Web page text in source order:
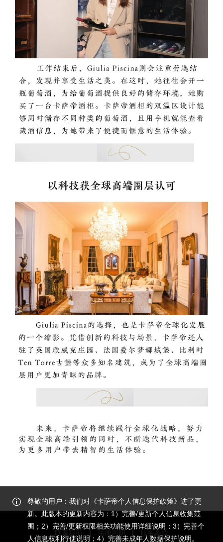
联系我们 法律声明 服务条款
尊敬的用户：我们对《卡萨帝个人信息保护政策》进了更
新。此版本的更新内容为：1）完善/更新个人信息收集范
围；2）完善/更新权限相关功能使用详细说明；3）完善个
人信息权利行使说明；4）完善未成年人数据保护说明。